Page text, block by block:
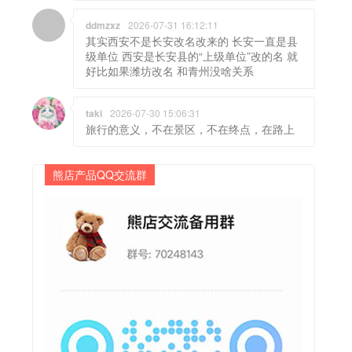
ddmzxz 2026-07-31 16:12:11
其实西安不是长安改名改来的 长安一直是县
级单位 西安是长安县的“上级单位”改的名 就
好比如果潍坊改名 和青州没啥关系
taki 2026-07-30 15:06:31
旅行的意义，不在景区，不在终点，在路上
熊店产品QQ交流群